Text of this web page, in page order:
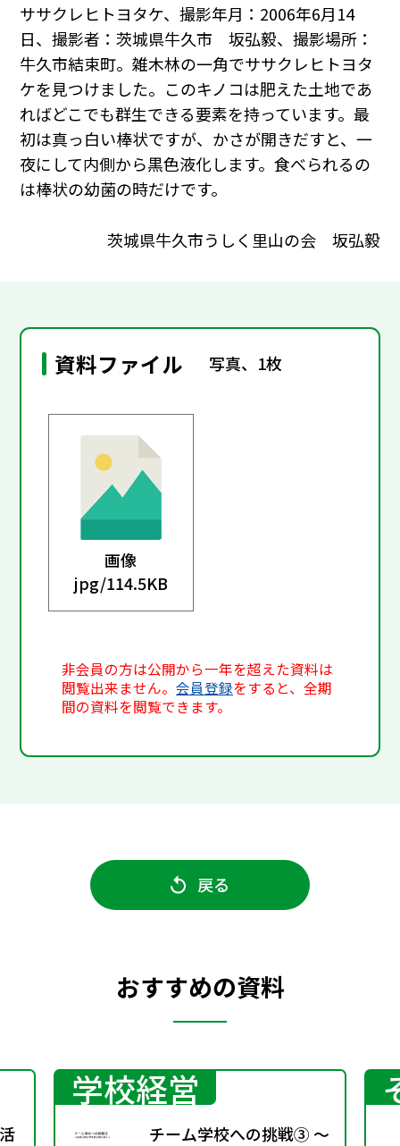
ササクレヒトヨタケ、撮影年月：2006年6月14
日、撮影者：茨城県牛久市 坂弘毅、撮影場所：
牛久市結束町。雑木林の一角でササクレヒトヨタ
ケを見つけました。このキノコは肥えた土地であ
ればどこでも群生できる要素を持っています。最
初は真っ白い棒状ですが、かさが開きだすと、一
夜にして内側から黒色液化します。食べられるの
は棒状の幼菌の時だけです。
茨城県牛久市うしく里山の会 坂弘毅
資料ファイル 写真、1枚
画像
jpg/114.5KB
非会員の方は公開から一年を超えた資料は
閲覧出来ません。会員登録をすると、全期
間の資料を閲覧できます。
戻る
おすすめの資料
学校経営
チーム学校への挑戦③ ～